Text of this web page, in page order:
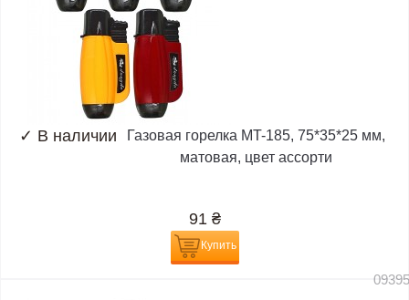
✓ В наличии
Газовая горелка MT-185, 75*35*25 мм,
матовая, цвет ассорти
91 ₴
Купить